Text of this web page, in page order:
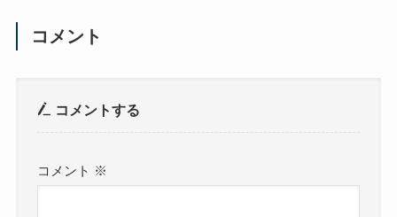
コメント
コメントする
コメント ※